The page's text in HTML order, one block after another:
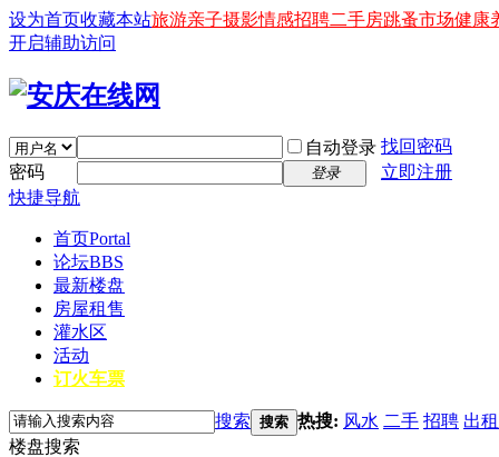
设为首页收藏本站旅游亲子摄影情感招聘二手房跳蚤市场健康
开启辅助访问
自动登录 找回密码
密码
登录
立即注册
快捷导航
首页Portal
论坛BBS
最新楼盘
房屋租售
灌水区
活动
订火车票
搜索 搜索 热搜: 风水 二手 招聘 出租
楼盘搜索